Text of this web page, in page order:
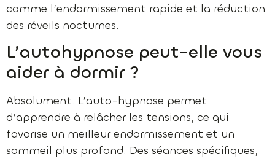
comme l’endormissement rapide et la réduction
des réveils nocturnes.
L’autohypnose peut-elle vous
aider à dormir ?
Absolument. L’auto-hypnose permet
d’apprendre à relâcher les tensions, ce qui
favorise un meilleur endormissement et un
sommeil plus profond. Des séances spécifiques,